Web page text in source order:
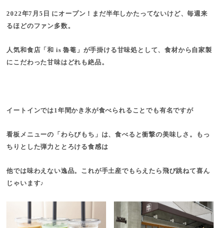
2022年7月5日 にオープン！まだ半年しかたってないけど、毎週来
るほどのファン多数。
人気和食店「和 is 魯菴」が手掛ける甘味処として、食材から自家製
にこだわった甘味はどれも絶品。
イートインでは1年間かき氷が食べられることでも有名ですが
看板メニューの「わらびもち」は、食べると衝撃の美味しさ。もっ
ちりとした弾力ととろける食感は
他では味わえない逸品。これが手土産でもらえたら飛び跳ねて喜ん
じゃいます♪